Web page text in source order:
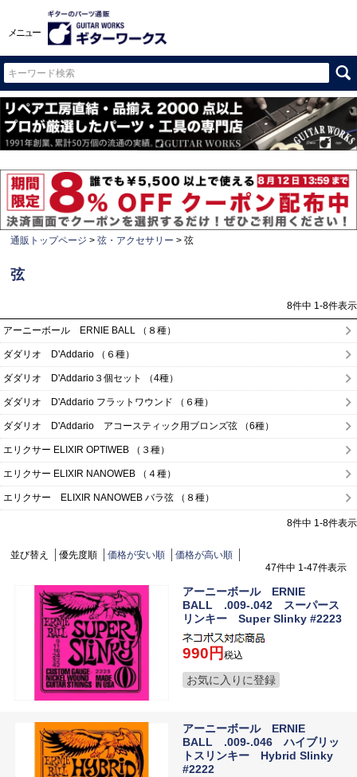
メニュー
通販トップページ 弦・アクセサリー 弦
弦
8件中 1-8件表示
アーニーボール ERNIE BALL （８種）
ダダリオ D'Addario （６種）
ダダリオ D'Addario３個セット （4種）
ダダリオ D'Addario フラットワウンド （６種）
ダダリオ D'Addario アコースティック用ブロンズ弦 （6種）
エリクサー ELIXIR OPTIWEB （３種）
エリクサー ELIXIR NANOWEB （４種）
エリクサー ELIXIR NANOWEB バラ弦 （８種）
8件中 1-8件表示
並び替え 優先度順 価格が安い順
価格が高い順
47件中 1-47件表示
アーニーボール ERNIE
BALL .009-.042 スーパース
リンキー Super Slinky #2223
990 税込
お気に入りに登録
アーニーボール ERNIE
BALL .009-.046 ハイブリッ
トスリンキー Hybrid Slinky
#2222